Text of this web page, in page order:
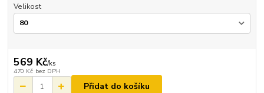
Velikost
569 Kč/ks
470 Kč bez DPH
Přidat do košíku